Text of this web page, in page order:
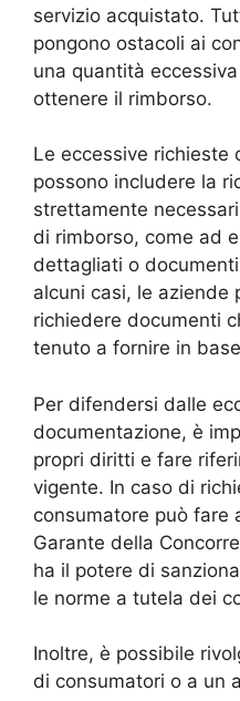
servizio acquistato.
pongono ostacoli ai
una quantità
ottenere il rimborso.
Le eccessive richieste
possono includere la
strettamente
di rimborso, come ad
dettagliati o
alcuni casi, le aziende
richiedere documenti
tenuto a fornire in
Per difendersi dalle
documentazione, è
propri diritti e fare
vigente. In caso di
consumatore può fare
Garante della
ha il potere di
le norme a tutela dei
Inoltre, è possibile
di consumatori o a un